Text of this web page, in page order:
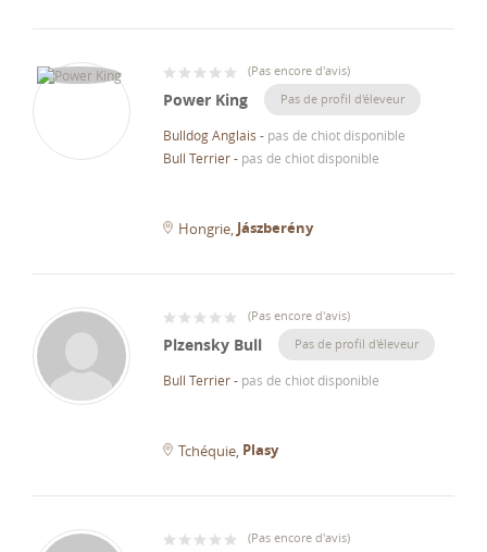
(Pas encore d'avis)
Power King Pas de profil d'éleveur
Bulldog Anglais - pas de chiot disponible
Bull Terrier- pas de chiot disponible
Hongrie Jászberény
(Pas encore d'avis)
Plzensky Bull Pas de profil d'éleveur
Bull Terrier- pas de chiot disponible
Tchéquie Plasy
(Pas encore d'avis)